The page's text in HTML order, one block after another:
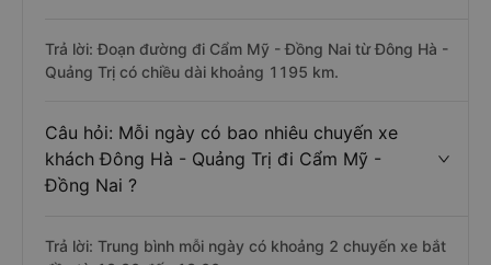
Trả lời: Đoạn đường đi Cẩm Mỹ - Đồng Nai từ Đông Hà -
Quảng Trị có chiều dài khoảng 1195 km.
Câu hỏi: Mỗi ngày có bao nhiêu chuyến xe
khách Đông Hà - Quảng Trị đi Cẩm Mỹ -
Đồng Nai ?
Trả lời: Trung bình mỗi ngày có khoảng 2 chuyến xe bắt